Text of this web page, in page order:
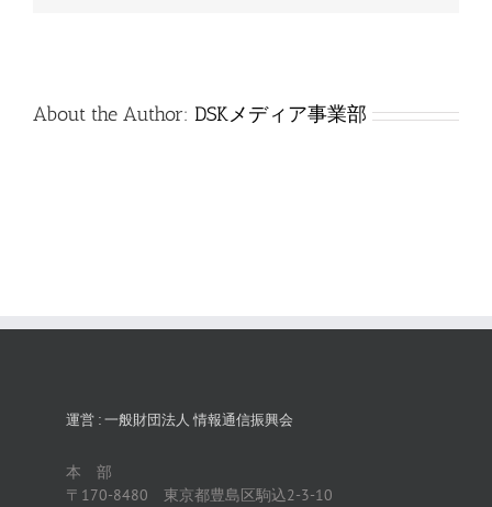
About the Author: DSKメディア事業部
運営 : 一般財団法人 情報通信振興会
本 部
〒170-8480 東京都豊島区駒込2-3-10